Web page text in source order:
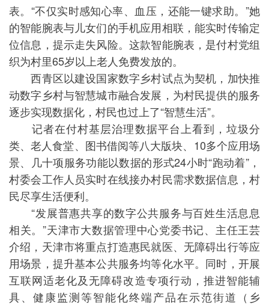
表。“不仅实时感知心率、血压，还能一键求助。”她
的智能腕表与儿女们的手机应用相联，能实时传输定
位信息，提示走失风险。这款智能腕表，是付村党组
织为村里65岁以上老人免费发放的。
西青区以建设国家数字乡村试点为契机，加快推
动数字乡村与智慧城市融合发展，为村民提供的服务
逐步实现数据化，村民也过上了“智慧生活”。
记者在付村基层治理数据平台上看到，垃圾分
类、老人食堂、图书借阅等八大版块、10多个应用场
景、几十项服务功能以数据的形式24小时“跑动着”，
村委会工作人员实时在线接办村民需求数据信息，村
民尽享生活便利。
“发展普惠共享的数字公共服务与百姓生活息息
相关。”天津市大数据管理中心党委书记、主任王芸
介绍，天津市将重点打造惠民就医、无障碍出行等应
用场景，提升基本公共服务均等化水平。同时，开展
互联网适老化及无障碍改造专项行动，推进智能辅
具、健康监测等智能化终端产品在示范街道（乡